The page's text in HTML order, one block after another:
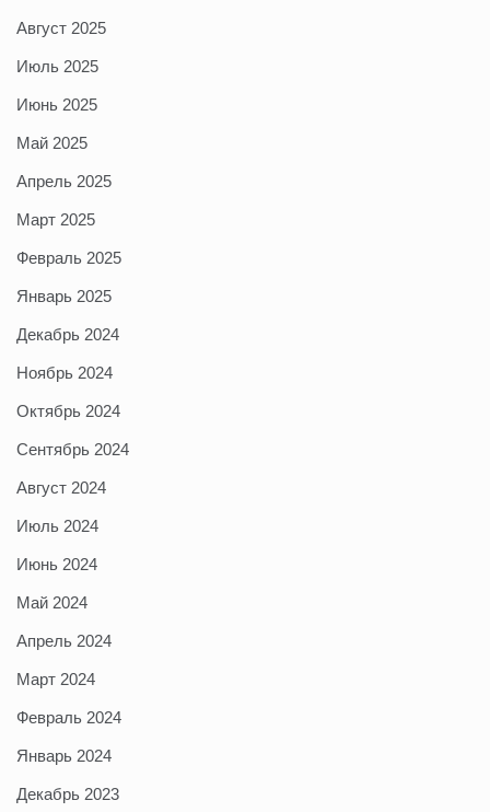
Август 2025
Июль 2025
Июнь 2025
Май 2025
Апрель 2025
Март 2025
Февраль 2025
Январь 2025
Декабрь 2024
Ноябрь 2024
Октябрь 2024
Сентябрь 2024
Август 2024
Июль 2024
Июнь 2024
Май 2024
Апрель 2024
Март 2024
Февраль 2024
Январь 2024
Декабрь 2023